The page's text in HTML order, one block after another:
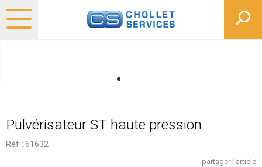
Pulvérisateur ST haute pression
Réf : 61632
partager l'article